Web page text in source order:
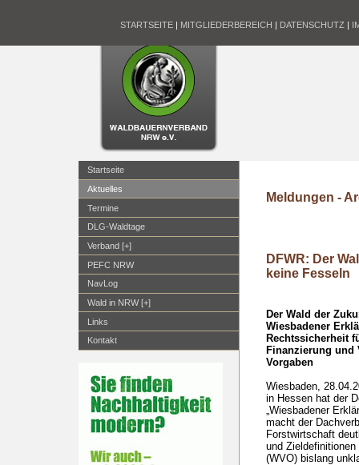
STARTSEITE | MITGLIEDERBEREICH | DATENSCHUTZ |
Startseite
Aktuelles
Termine
DLG-Waldtage
Verband [+]
PEFC NRW
NavLog
Wald in NRW [+]
Links
Kontakt
Meldungen -
DFWR: Der
keine Fesseln
Der Wald der
Wiesbadener
Rechtssicherheit
Finanzierung und
Vorgaben
Wiesbaden,
in Hessen hat der
„Wiesbadener
macht der
Forstwirtschaft
und
(WVO) bislang